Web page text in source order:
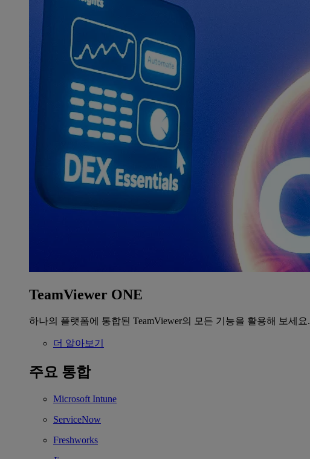
TeamViewer ONE
하나의 플랫폼에 통합된 TeamViewer의 모든 기능을 활용해 보세요.
더 알아보기
주요 통합
Microsoft Intune
ServiceNow
Freshworks